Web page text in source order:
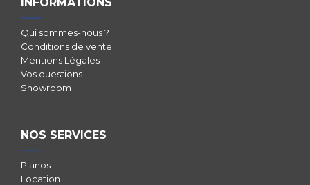
Qui sommes-nous ?
Conditions de vente
Mentions Légales
Vos questions
Showroom
NOS SERVICES
Pianos
Location